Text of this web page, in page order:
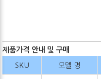
제품가격 안내 및 구매
SKU 모델 명